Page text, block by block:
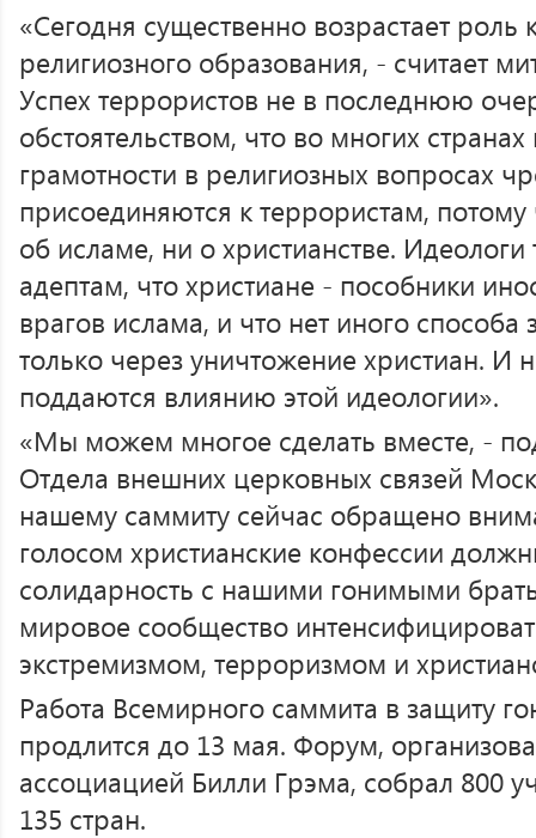
«Сегодня существенно возрастает роль
религиозного образования, - считает
Успех террористов не в последнюю
обстоятельством, что во многих
грамотности в религиозных вопросах
присоединяются к террористам,
об исламе, ни о христианстве.
адептам, что христиане - пособники
врагов ислама, и что нет иного способа
только через уничтожение христиан. И
поддаются влиянию этой идеологии».
«Мы можем многое сделать вместе, -
Отдела внешних церковных связей
нашему саммиту сейчас обращено
голосом христианские конфессии
солидарность с нашими гонимыми
мировое сообщество
экстремизмом, терроризмом и
Работа Всемирного саммита в защиту
продлится до 13 мая. Форум,
ассоциацией Билли Грэма, собрал 800
135 стран.